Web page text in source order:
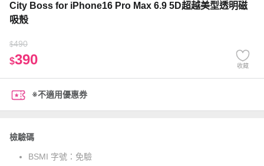
City Boss for iPhone16 Pro Max 6.9 5D超越美型透明磁
吸殼
$490
$390 收藏
※不適用優惠券
檢驗碼
BSMI 字號： 免驗